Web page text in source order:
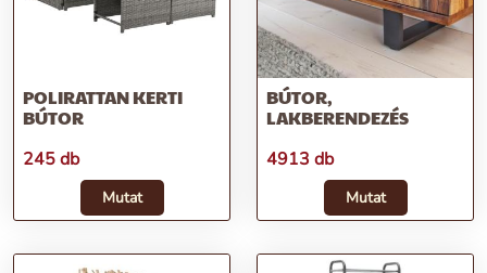
POLIRATTAN KERTI
BÚTOR
245 db
Mutat
BÚTOR,
LAKBERENDEZÉS
4913 db
Mutat